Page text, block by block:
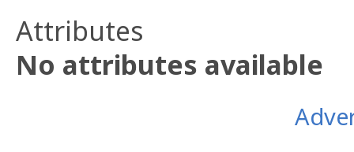
Attributes
No attributes available